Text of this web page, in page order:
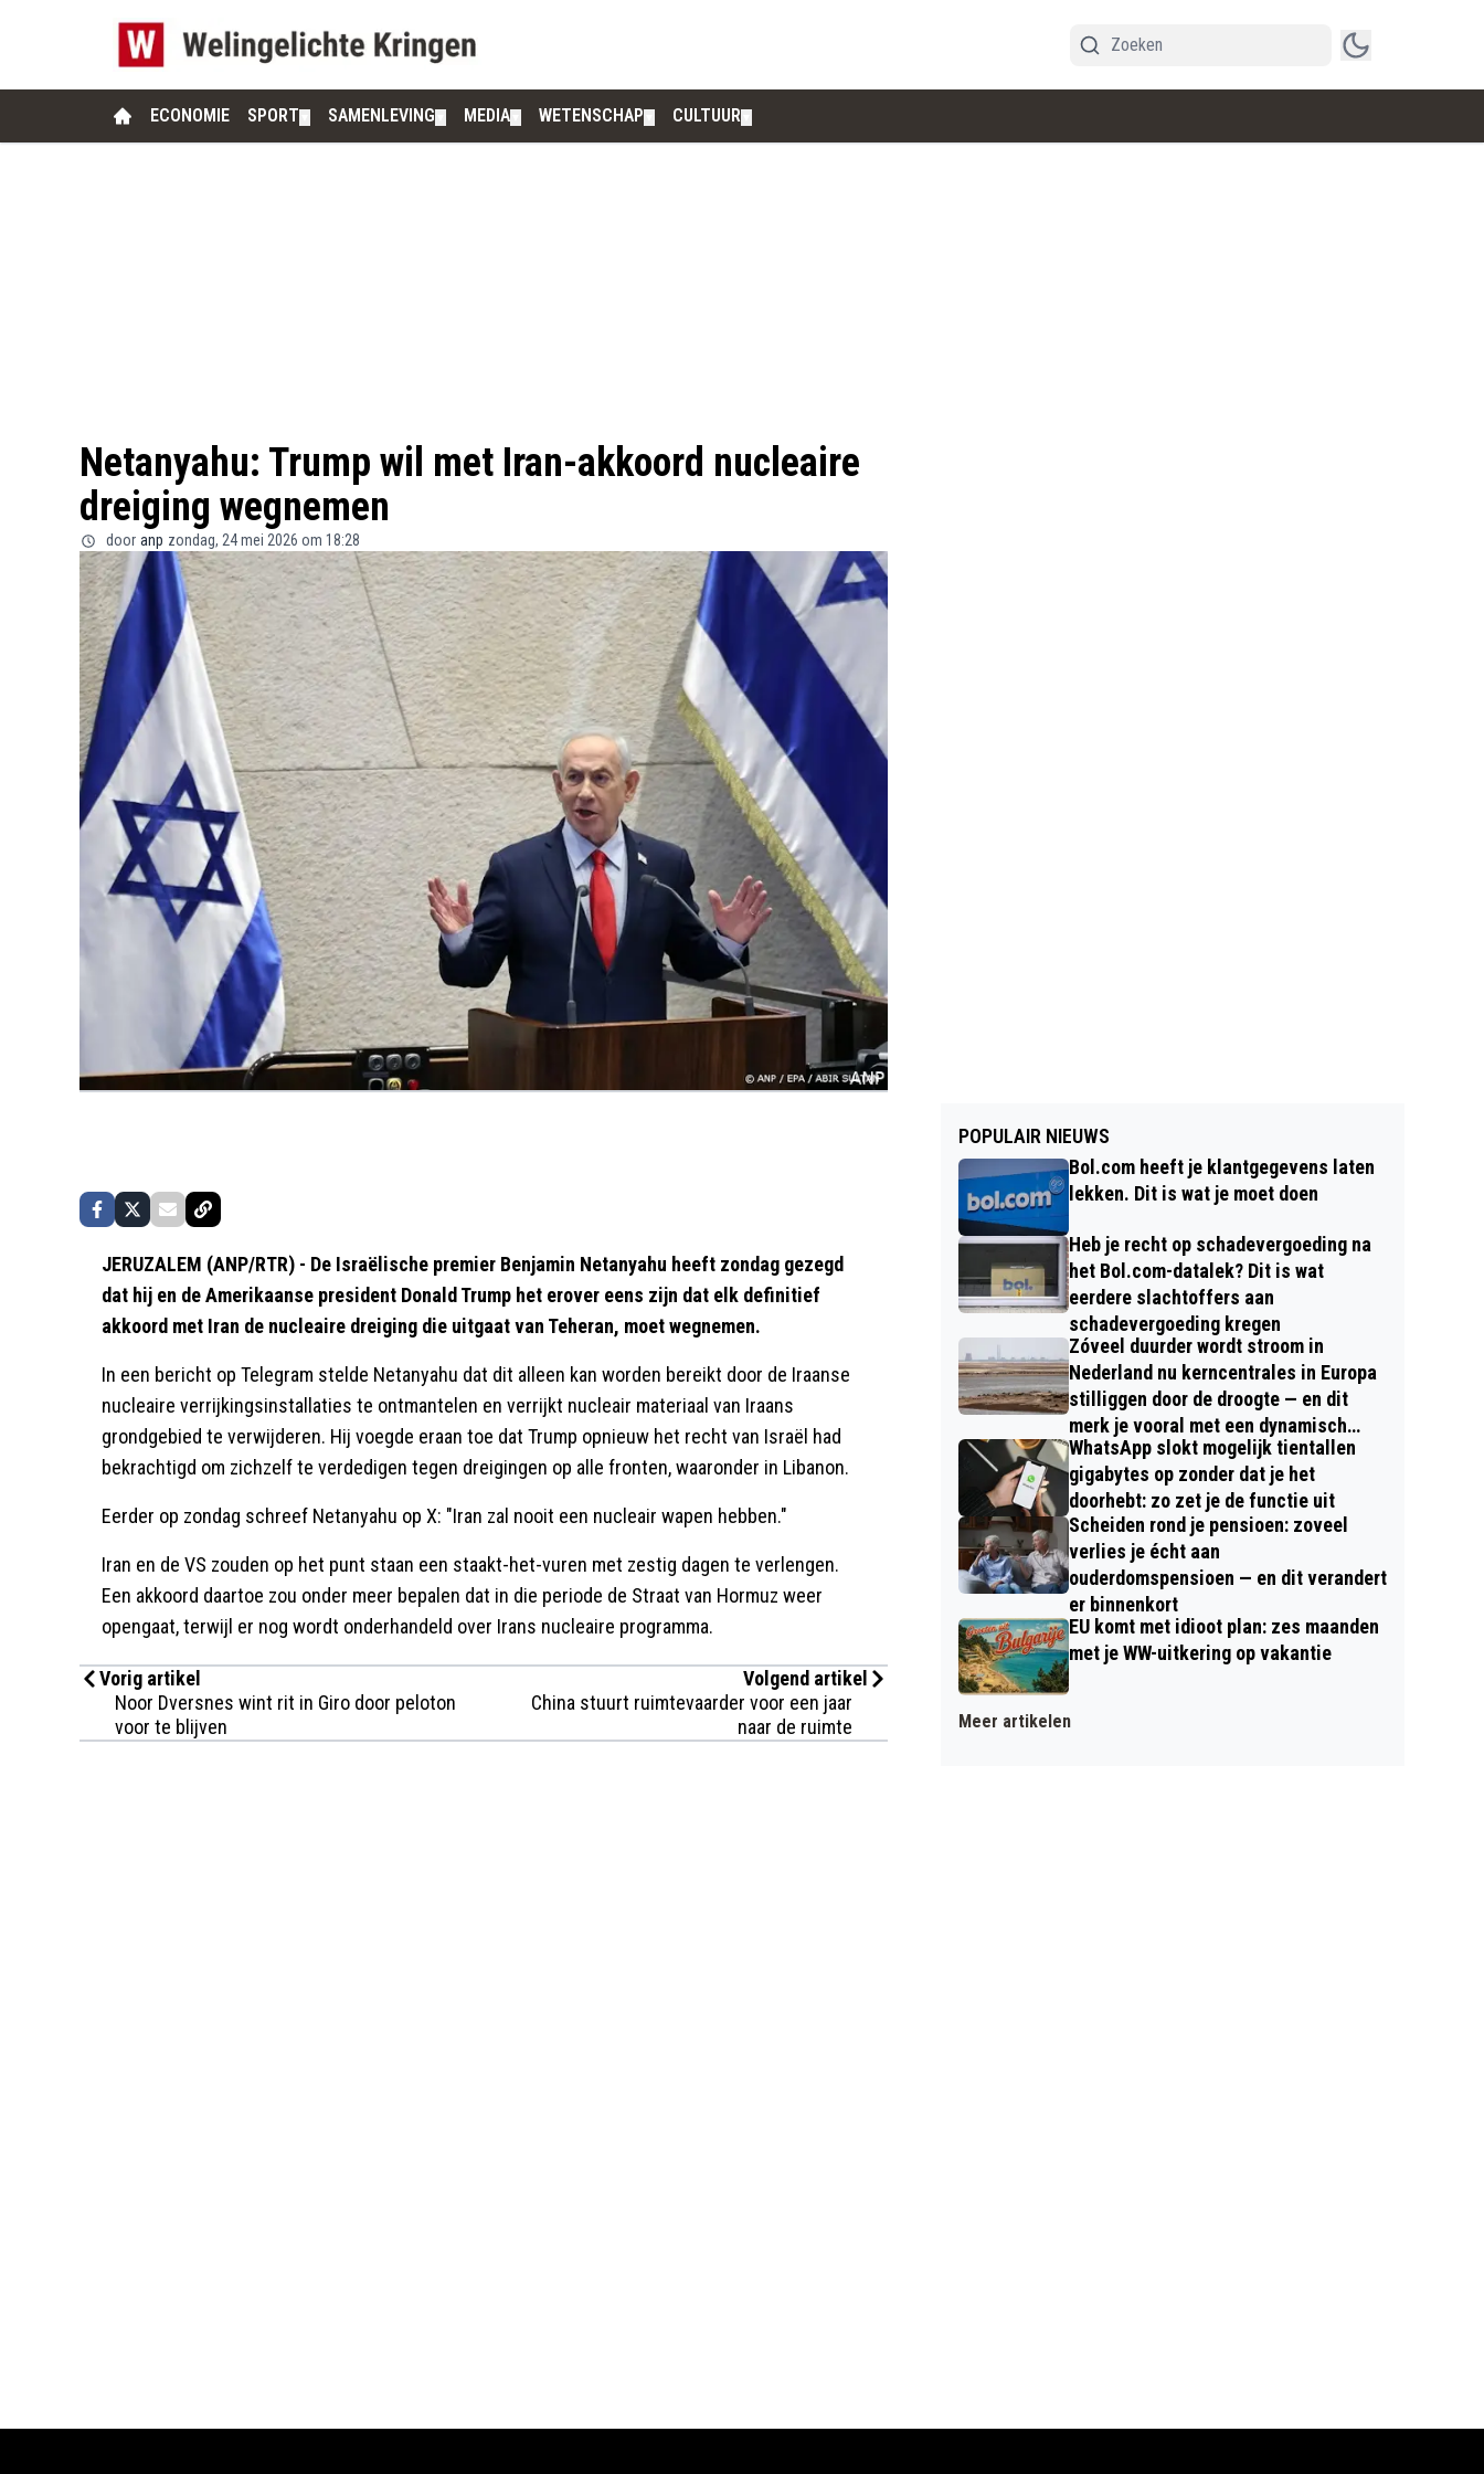
ECONOMIE SPORT SAMENLEVING MEDIA WETENSCHAP CULTUUR
Netanyahu: Trump wil met Iran-akkoord nucleaire
dreiging wegnemen
door anp zondag, 24 mei 2026 om 18:28
JERUZALEM (ANP/RTR) - De Israëlische premier Benjamin Netanyahu heeft zondag gezegd
dat hij en de Amerikaanse president Donald Trump het erover eens zijn dat elk definitief
akkoord met Iran de nucleaire dreiging die uitgaat van Teheran, moet wegnemen.
In een bericht op Telegram stelde Netanyahu dat dit alleen kan worden bereikt door de Iraanse
nucleaire verrijkingsinstallaties te ontmantelen en verrijkt nucleair materiaal van Iraans
grondgebied te verwijderen. Hij voegde eraan toe dat Trump opnieuw het recht van Israël had
bekrachtigd om zichzelf te verdedigen tegen dreigingen op alle fronten, waaronder in Libanon.
Eerder op zondag schreef Netanyahu op X: "Iran zal nooit een nucleair wapen hebben."
Iran en de VS zouden op het punt staan een staakt-het-vuren met zestig dagen te verlengen.
Een akkoord daartoe zou onder meer bepalen dat in die periode de Straat van Hormuz weer
opengaat, terwijl er nog wordt onderhandeld over Irans nucleaire programma.
Vorig artikel
Noor Dversnes wint rit in Giro door peloton
voor te blijven
Volgend artikel
China stuurt ruimtevaarder voor een jaar
naar de ruimte
POPULAIR NIEUWS
Bol.com heeft je klantgegevens laten
lekken. Dit is wat je moet doen
Heb je recht op schadevergoeding na
het Bol.com-datalek? Dit is wat
eerdere slachtoffers aan
schadevergoeding kregen
Zóveel duurder wordt stroom in
Nederland nu kerncentrales in Europa
stilliggen door de droogte — en dit
merk je vooral met een dynamisch
contract
WhatsApp slokt mogelijk tientallen
gigabytes op zonder dat je het
doorhebt: zo zet je de functie uit
Scheiden rond je pensioen: zoveel
verlies je écht aan
ouderdomspensioen — en dit verandert
er binnenkort
EU komt met idioot plan: zes maanden
met je WW-uitkering op vakantie
Meer artikelen